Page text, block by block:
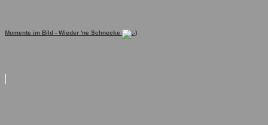
Momente im Bild - Wieder 'ne Schnecke